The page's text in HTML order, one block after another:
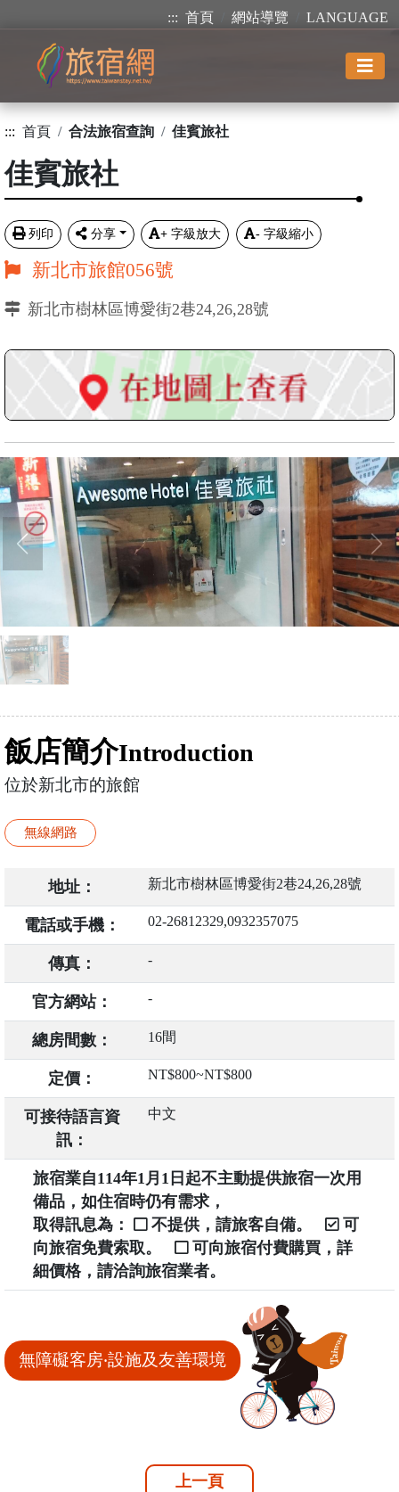
::: 首頁 網站導覽 LANGUAGE
::: 首頁 合法旅宿查詢 佳賓旅社
佳賓旅社
列印 分享 + 字級放大 - 字級縮小
新北市旅館056號
新北市樹林區博愛街2巷24,26,28號
飯店簡介Introduction
位於新北市的旅館
無線網路
地址： 新北市樹林區博愛街2巷24,26,28號
電話或手機： 02-26812329,0932357075
傳真： -
官方網站： -
總房間數： 16間
定價： NT$800~NT$800
可接待語言資
訊：
中文
旅宿業自114年1月1日起不主動提供旅宿一次用
備品，如住宿時仍有需求，
取得訊息為：
不提供，請旅客自備。
可
向旅宿免費索取。
可向旅宿付費購買，詳
細價格，請洽詢旅宿業者。
無障礙客房‧設施及友善環境
上一頁